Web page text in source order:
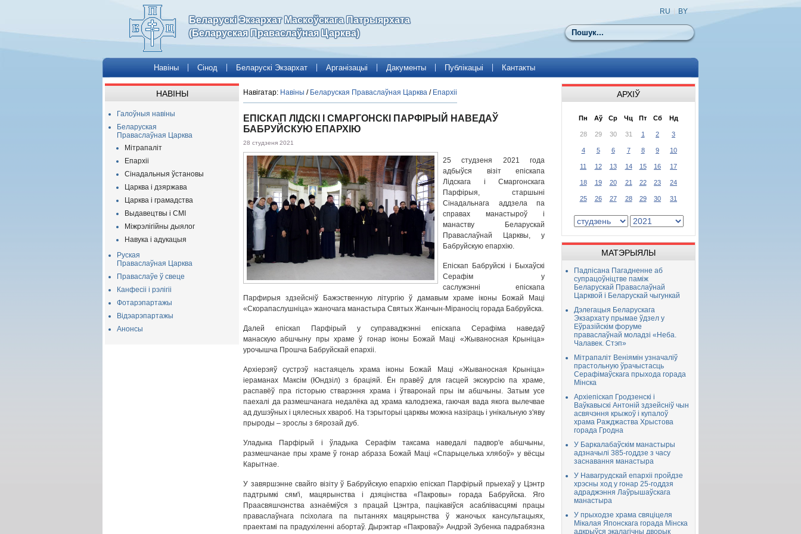
Беларускі Экзархат Маскоўскага Патрыярхата
(Беларуская Праваслаўная Царква)
Пошук
RU BY
Навіны Сінод Беларускі Экзархат Арганізацыі Дакументы Публікацыі Кантакты
НАВІНЫ
Галоўныя навіны
Беларуская
Праваслаўная Царква
Мітрапаліт
Епархіі
Сінадальныя ўстановы
Царква і дзяржава
Царква і грамадства
Выдавецтвы і СМІ
Міжрэлігійны дыялог
Навука і адукацыя
Руская
Праваслаўная Царква
Праваслаўе ў свеце
Канфесіі і рэлігіі
Фотарэпартажы
Відэарэпартажы
Анонсы
Навігатар: Навіны / Беларуская Праваслаўная Царква / Епархіі
ЕПІСКАП ЛІДСКІ І СМАРГОНСКІ ПАРФІРЫЙ НАВЕДАЎ
БАБРУЙСКУЮ ЕПАРХІЮ
28 студзеня 2021
25 студзеня 2021 года
адбыўся візіт епіскапа
Лідскага і Смаргонскага
Парфірыя, старшыні
Сінадальнага аддзела па
справах манастыроў і
манаству Беларускай
Праваслаўнай Царквы, у
Бабруйскую епархію.
Епіскап Бабруйскі і Быхаўскі
Серафім у
саслужэнні епіскапа
Парфирыя здзейсніў Бажэственную літургію ў дамавым храме іконы Божай Маці
«Скорапаслушніца» жаночага манастыра Святых Жанчын-Міраносіц горада Бабруйска.
Далей епіскап Парфірый у суправаджэнні епіскапа Серафіма наведаў
манаскую абшчыну пры храме ў гонар іконы Божай Маці «Жываносная Крыніца»
урочышча Прошча Бабруйскай епархіі.
Архіерэяў сустрэў настаяцель храма іконы Божай Маці «Жываносная Крыніца»
іераманах Максім (Юндзіл) з браціяй. Ён правёў для гасцей экскурсію па храме,
распавёў пра гісторыю стварэння храма і ўтваронай пры ім абшчыны. Затым усе
паехалі да размешчанага недалёка ад храма калодзежа, гаючая вада якога вылечвае
ад душэўных і цялесных хвароб. На тэрыторыі царквы можна назіраць і унікальную з'яву
прыроды – зрослы з бярозай дуб.
Уладыка Парфірый і ўладыка Серафім таксама наведалі падвор'е абшчыны,
размешчанае пры храме ў гонар абраза Божай Маці «Спарыцелька хлябоў» у вёсцы
Карытнае.
У завяршэнне свайго візіту ў Бабруйскую епархію епіскап Парфірый прыехаў у Цэнтр
падтрымкі сям'і, мацярынства і дзяцінства «Пакровы» горада Бабруйска. Яго
Праасвяшчэнства азнаёміўся з працай Цэнтра, пацікавіўся асаблівасцямі працы
праваслаўнага псіхолага па пытаннях мацярынства ў жаночых кансультацыях,
праектамі па прадухіленні абортаў. Дырэктар «Пакроваў» Андрэй Зубенка падрабязна
АРХІЎ
Пн Аў Ср Чц Пт Сб Нд
28 29 30 31 1 2 3
4 5 6 7 8 9 10
11 12 13 14 15 16 17
18 19 20 21 22 23 24
25 26 27 28 29 30 31
МАТЭРЫЯЛЫ
Падпісана Пагадненне аб
супрацоўніцтве паміж
Беларускай Праваслаўнай
Царквой і Беларускай чыгункай
Дэлегацыя Беларускага
Экзархату прымае ўдзел у
Еўразійскім форуме
праваслаўнай моладзі «Неба.
Чалавек. Стэп»
Мітрапаліт Веніямін узначаліў
прастольную ўрачыстасць
Серафімаўскага прыхода горада
Мінска
Архіепіскап Гродзенскі і
Ваўкавыскі Антоній здзейсніў чын
асвячэння крыжоў і купалоў
храма Ражджаства Хрыстова
горада Гродна
У Баркалабаўскім манастыры
адзначылі 385-годдзе з часу
заснавання манастыра
У Навагрудскай епархіі пройдзе
хрэсны ход у гонар 25-годдзя
адраджэння Лаўрышаўскага
манастыра
У прыходзе храма свяціцеля
Мікалая Японскага горада Мінска
адкрыўся экалагічны дворык